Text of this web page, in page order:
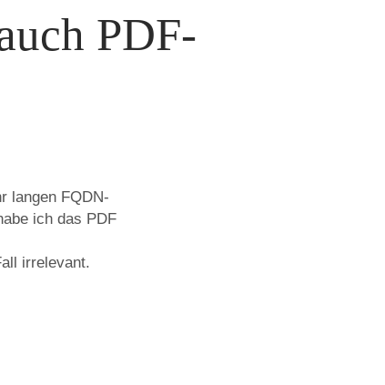
PDF-
langen FQDN-
ich das PDF
irrelevant.